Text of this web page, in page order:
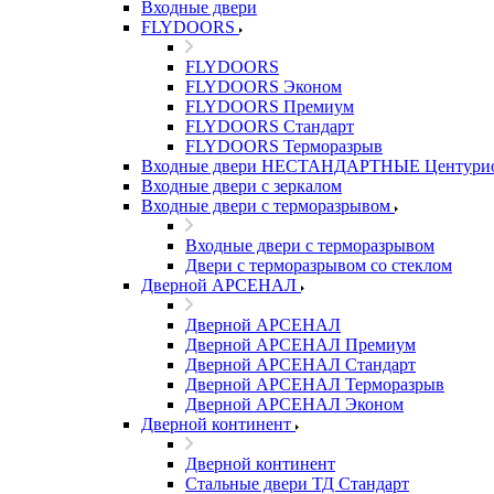
Входные двери
FLYDOORS
FLYDOORS
FLYDOORS Эконом
FLYDOORS Премиум
FLYDOORS Стандарт
FLYDOORS Терморазрыв
Входные двери НЕСТАНДАРТНЫЕ
Входные двери с зеркалом
Входные двери с терморазрывом
Входные двери с терморазрывом
Двери с терморазрывом со стеклом
Дверной АРСЕНАЛ
Дверной АРСЕНАЛ
Дверной АРСЕНАЛ Премиум
Дверной АРСЕНАЛ Стандарт
Дверной АРСЕНАЛ Терморазрыв
Дверной АРСЕНАЛ Эконом
Дверной континент
Дверной континент
Стальные двери ТД Стандарт